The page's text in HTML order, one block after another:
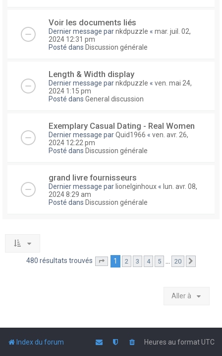
Voir les documents liés
Dernier message parnkdpuzzle « mar. juil. 02,
2024 12:31 pm
Posté dans Discussion générale
Length & Width display
Dernier message parnkdpuzzle « ven. mai 24,
2024 1:15 pm
Posté dans General discussion
Exemplary Сasual Dating - Real Women
Dernier message parQuid1966 « ven. avr. 26,
2024 12:22 pm
Posté dans Discussion générale
grand livre fournisseurs
Dernier message par lionelginhoux « lun. avr. 08,
2024 8:29 am
Posté dans Discussion générale
480 résultats trouvés Page sur20
1 2 3 4 5 … 20
Aller à
Index du forum Heures au formatUTC